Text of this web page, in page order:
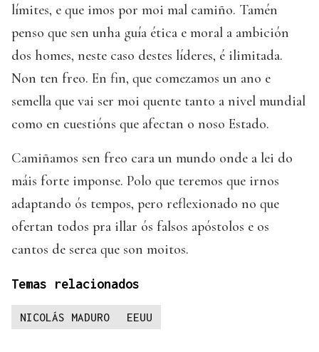
límites, e que imos por moi mal camiño. Tamén
penso que sen unha guía ética e moral a ambición
dos homes, neste caso destes líderes, é ilimitada.
Non ten freo. En fin, que comezamos un ano e
semella que vai ser moi quente tanto a nivel mundial
como en cuestións que afectan o noso Estado.
Camiñamos sen freo cara un mundo onde a lei do
máis forte imponse. Polo que teremos que irnos
adaptando ós tempos, pero reflexionado no que
ofertan todos pra illar ós falsos apóstolos e os
cantos de serea que son moitos.
Temas relacionados
NICOLÁS MADURO EEUU